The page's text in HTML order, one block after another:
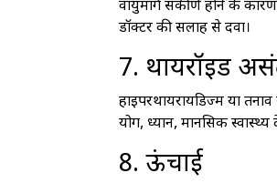
वायुमार्ग संकीर्ण होने के
डॉक्टर की सलाह से दवा।
7. थायरॉइड
हाइपरथायरायडिज्म या
योग, ध्यान, मानसिक
8. ऊंचाई